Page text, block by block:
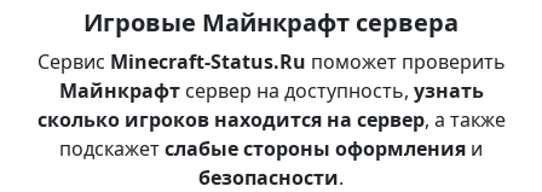
Игровые Майнкрафт сервера
Сервис Minecraft-Status.Ru поможет проверить
Майнкрафтсервер на доступность, узнать
сколько игроков находится на сервер, а также
подскажетслабые стороны оформления и
безопасности.